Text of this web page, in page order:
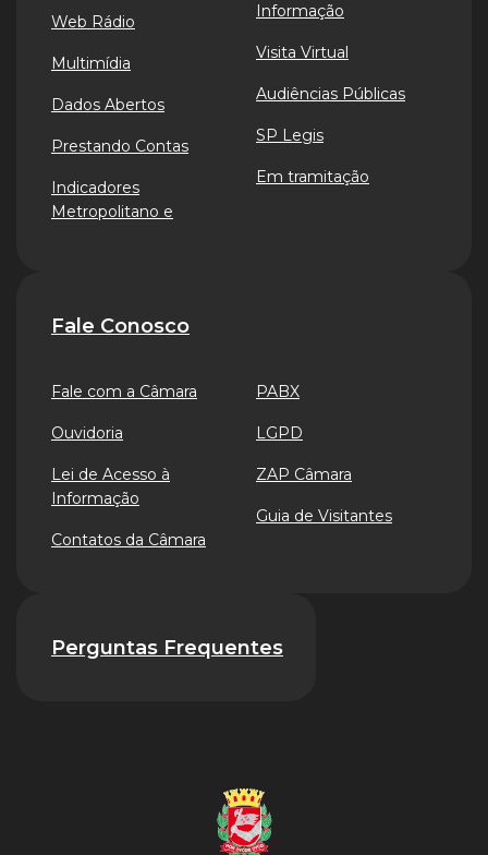
Web Rádio
Multimídia
Dados Abertos
Prestando Contas
Indicadores
Metropolitano e
Informação
Visita Virtual
Audiências Públicas
SP Legis
Em tramitação
Fale Conosco
Fale com a Câmara
Ouvidoria
Lei de Acesso à
Informação
Contatos da Câmara
PABX
LGPD
ZAP Câmara
Guia de Visitantes
Perguntas Frequentes